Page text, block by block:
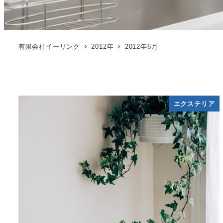
有限会社イーリンク 2012年 2012年6月
エクステリア